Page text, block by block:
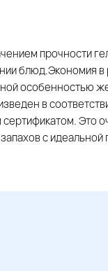
прочности
блюд.Экономия
особенностью
в
Это
с идеальной